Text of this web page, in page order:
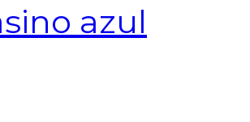
azul